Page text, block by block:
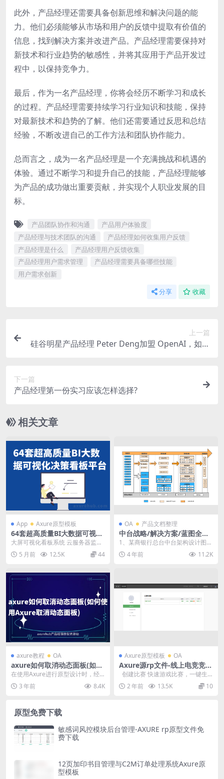
此外，产品经理还需要具备创新思维和解决问题的能
力。他们必须能够从市场和用户的反馈中提取有价值的
信息，找到解决方案并改进产品。产品经理需要保持对
新技术和行业趋势的敏感性，并将其应用于产品开发过
程中，以保持竞争力。
最后，作为一名产品经理，你将会经历不断学习和成长
的过程。产品经理需要持续学习行业知识和技能，保持
对最新技术和趋势的了解。他们还需要通过反思和总结
经验，不断改进自己的工作方法和团队协作能力。
总而言之，成为一名产品经理是一个充满挑战和机遇的
体验。通过不断学习和提升自己的技能，产品经理能够
为产品的成功做出重要贡献，并实现个人职业发展的目
标。
产品团队协作和沟通
产品用户体验度
产品经理与技术团队的沟通
产品经理如何收集用户反馈
产品经理是什么
产品经理用户反馈收集
产品经理用户需求管理
产品经理需要具备哪些技能
用户需求创新
分享 收藏
上一篇
硅谷明星产品经理 Peter Deng加盟 OpenAI，如何
下一篇
产品经理第一份实习应该怎样选择?
相关文章
App Axure原型模板
64套超高质量BI大数据可视化
决策看板平台系统
大屏可视化看板系统 云服务器监控
运维平台六十四 某城市景点访客数
据可视化平台六十...
5 月前 12.5K 44
OA 产品文档整理
中台战略/解决方案/蓝图全景
图方案/架构图【2023第一
期】
1、某商银行总台中台架构设计图，
某商银行数据中台业务流如下 数据
源→数据集成→数...
4 年前 11.2K
axure教程 OA
axure如何取消动态面板(如何
使用Axure取消动态面板)
在使用Axure进行原型设计时，经
常会遇到需要取消动态面板的情
况。动态面板是Ax...
3 年前 8.4K
Axure原型模板 OA
Axure源rp文件-线上电竞竞技
赛事游戏直播比赛平台web
创建比赛 快速游戏比赛，一键生
成用户的对阵图 在线聊天 比赛聊天
室...2 年前 13.5K 10
原型免费下载
敏感词风控模块后台管理-AXURE rp原型文件免
费下载
12页加印书目管理与C2M订单处理系统Axure原
型模板